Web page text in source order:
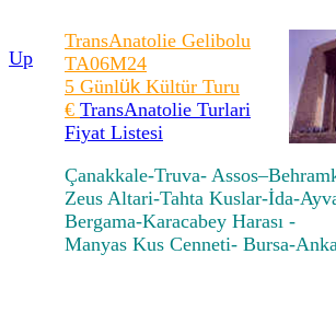
Up
TransAnatolie Gelibolu
TA06M24
5 Günlük Kültür Turu
€ TransAnatolie Turlari
Fiyat Listesi
Çanakkale-Truva-
Zeus Altari-Tahta Kuslar-İda-
Bergama-Karacabey Harası -
Manyas Kus Cenneti- Bursa-